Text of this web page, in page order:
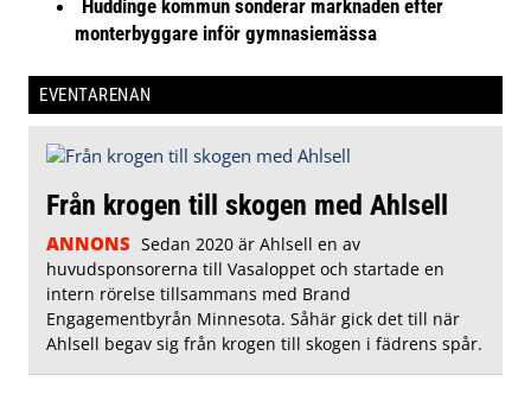
Huddinge kommun sonderar marknaden efter
monterbyggare inför gymnasiemässa
EVENTARENAN
Från krogen till skogen med Ahlsell
ANNONS Sedan 2020 är Ahlsell en av
huvudsponsorerna till Vasaloppet och startade en
intern rörelse tillsammans med Brand
Engagementbyrån Minnesota. Såhär gick det till när
Ahlsell begav sig från krogen till skogen i fädrens spår.